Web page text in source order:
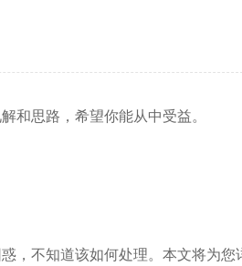
思路，希望你能从中受益。
不知道该如何处理。本文将为您